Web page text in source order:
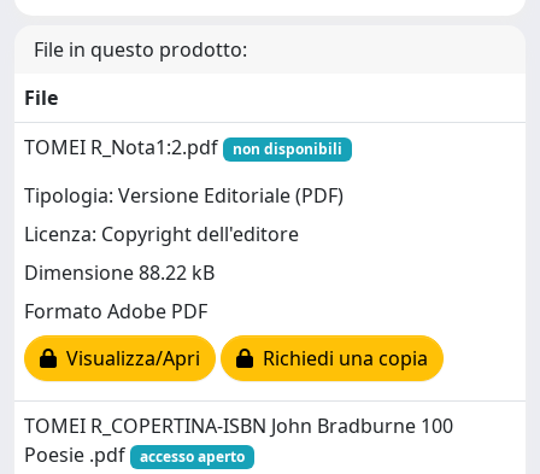
File in questo prodotto:
File
TOMEI R_Nota1:2.pdf
non disponibili
Tipologia: Versione Editoriale (PDF)
Licenza: Copyright dell'editore
Dimensione 88.22 kB
Formato Adobe PDF
Visualizza/Apri
Richiedi una copia
TOMEI R_COPERTINA-ISBN John Bradburne 100
Poesie .pdf
accesso aperto